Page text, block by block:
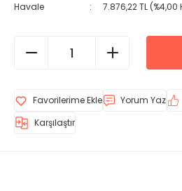
Havale
7.876,22 TL
Yorum Yaz
Karşılaştır